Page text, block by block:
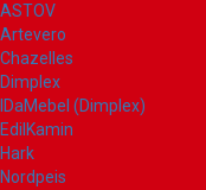
ASTOV
Artevero
Chazelles
Dimplex
IDaMebel (Dimplex)
EdilKamin
Hark
Nordpeis